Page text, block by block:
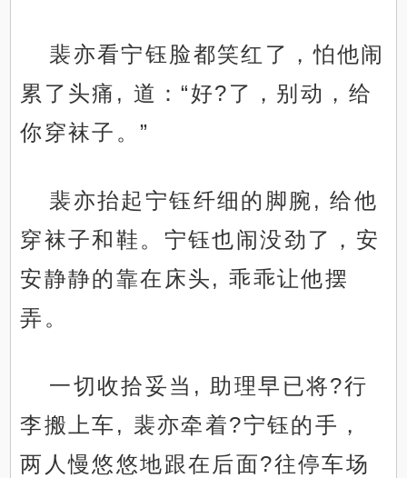
裴亦看宁钰脸都笑红了，怕他闹
累了头痛, 道：“好?了，别动，给
你穿袜子。”
裴亦抬起宁钰纤细的脚腕, 给他
穿袜子和鞋。宁钰也闹没劲了，安
安静静的靠在床头, 乖乖让他摆
弄。
一切收拾妥当, 助理早已将?行
李搬上车, 裴亦牵着?宁钰的手，
两人慢悠悠地跟在后面?往停车场